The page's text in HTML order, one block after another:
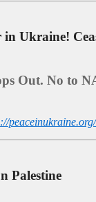
in Ukraine!
Out. No to
peace­in­ukraine.org/
Palestine